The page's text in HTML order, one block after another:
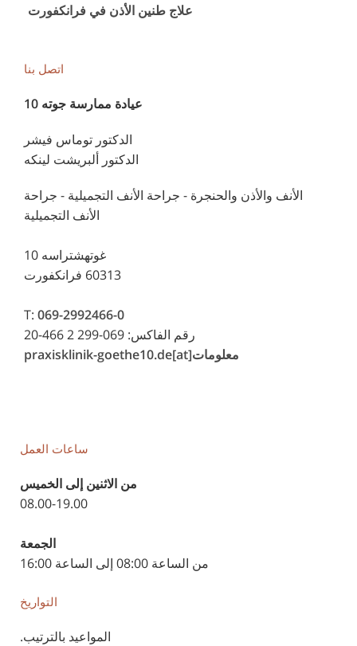
علاج طنين الأذن في فرانكفورت
اتصل بنا
عيادة ممارسة جوته 10
الدكتور توماس فيشر
الدكتور ألبريشت لينكه
الأنف والأذن والحنجرة - جراحة الأنف التجميلية - جراحة
الأنف التجميلية
غوتهشتراسه 10
60313 فرانكفورت
T: 069-2992466-0
رقم الفاكس: 069-299 2 466-20
معلومات[at]praxisklinik-goethe10.de
ساعات العمل
من الاثنين إلى الخميس
08.00-19.00
الجمعة
من الساعة 08:00 إلى الساعة 16:00
التواريخ
المواعيد بالترتيب.